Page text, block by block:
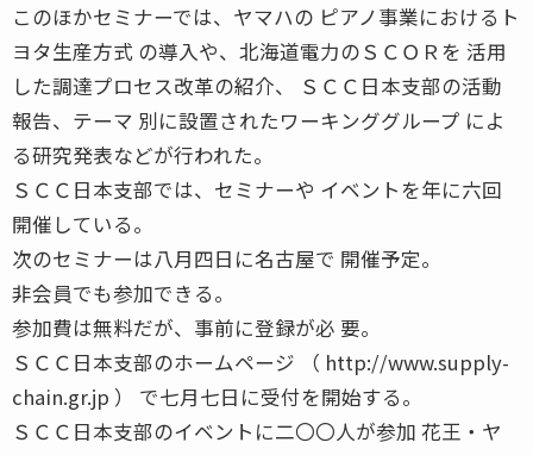
このほかセミナーでは、ヤマハの ピアノ事業におけるト
ヨタ生産方式 の導入や、北海道電力のＳＣＯＲを 活用
した調達プロセス改革の紹介、 ＳＣＣ日本支部の活動
報告、テーマ 別に設置されたワーキンググループ によ
る研究発表などが行われた。
ＳＣＣ日本支部では、セミナーや イベントを年に六回
開催している。
次のセミナーは八月四日に名古屋で 開催予定。
非会員でも参加できる。
参加費は無料だが、事前に登録が必 要。
ＳＣＣ日本支部のホームページ （ http://www.supply-
chain.gr.jp ） で七月七日に受付を開始する。
ＳＣＣ日本支部のイベントに二〇〇人が参加 花王・ヤ